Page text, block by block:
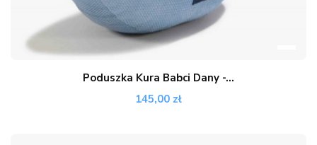
Poduszka Kura Babci Dany -...
145,00 zł